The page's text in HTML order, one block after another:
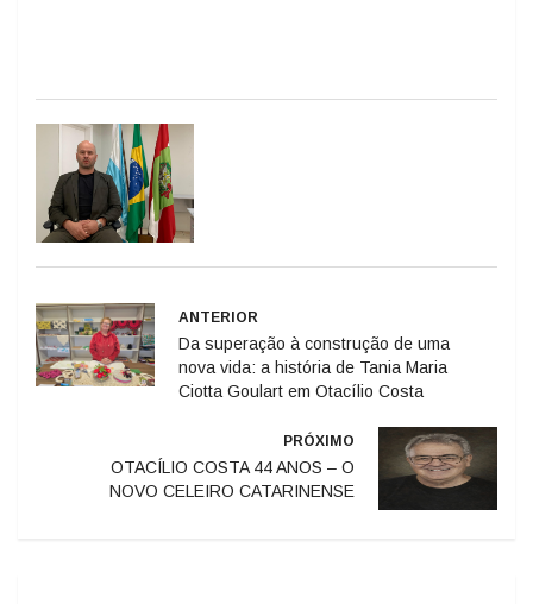
ANTERIOR
Da superação à construção de uma
nova vida: a história de Tania Maria
Ciotta Goulart em Otacílio Costa
PRÓXIMO
OTACÍLIO COSTA 44 ANOS – O
NOVO CELEIRO CATARINENSE